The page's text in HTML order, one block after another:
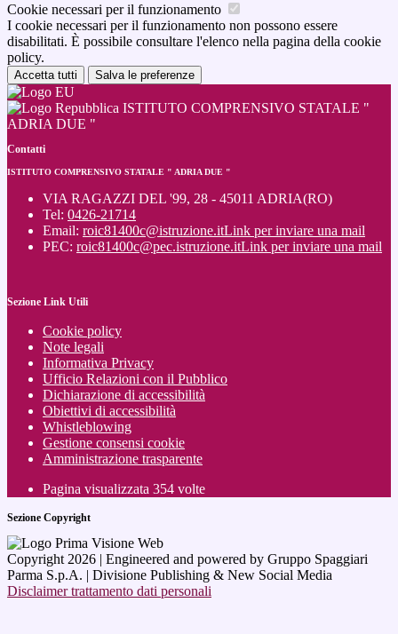
Cookie necessari per il funzionamento
I cookie necessari per il funzionamento non possono essere
disabilitati. È possibile consultare l'elenco nella pagina della cookie
policy.
Accetta tutti Salva le preferenze
ISTITUTO COMPRENSIVO STATALE "
ADRIA DUE "
Contatti
ISTITUTO COMPRENSIVO STATALE " ADRIA DUE "
VIA RAGAZZI DEL '99, 28 - 45011 ADRIA(RO)
Tel: 0426-21714
Email: roic81400c@istruzione.itLink per inviare una mail
PEC: roic81400c@pec.istruzione.itLink per inviare una mail
Sezione Link Utili
Cookie policy
Note legali
Informativa Privacy
Ufficio Relazioni con il Pubblico
Dichiarazione di accessibilità
Obiettivi di accessibilità
Whistleblowing
Gestione consensi cookie
Amministrazione trasparente
Pagina visualizzata 354 volte
Sezione Copyright
Copyright 2026 | Engineered and powered by Gruppo Spaggiari
Parma S.p.A. | Divisione Publishing & New Social Media
Disclaimer trattamento dati personali